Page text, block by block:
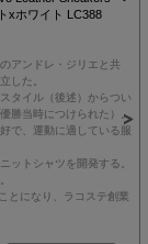
xホワイト LC388
アンドレ・ジリエと共
した。
タイル（後述）からつい
勝当時につけられた）。
で、運動に適している服
ットシャツを開発する。
とになり、ラコステ創業